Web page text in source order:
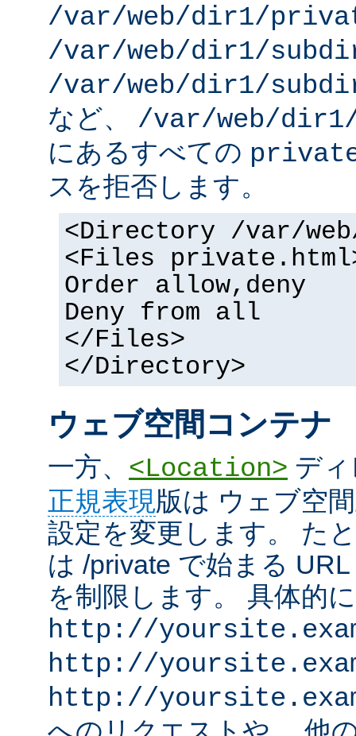
/var/web/dir1/
/var/web/dir1/
/var/web/dir1/
など、 /var/web/
にあるすべての
スを拒否します。
<Directory /var/
<Files
Order allow,deny
Deny from all
</Files>
</Directory>
ウェブ空間コンテナ
一方、 <Location> デ
正規表現版は ウェブ空
設定を変更します。 た
は /private で始まる
を制限します。 具体的
http://
http://
http://